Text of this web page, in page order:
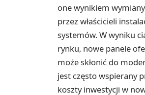
one wynikiem
przez właścicieli
systemów. W wyniku
rynku, nowe panele
może skłonić do
jest często wspierany
koszty inwestycji w